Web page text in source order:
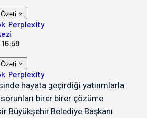
Perplexity
Perplexity
hayata geçirdiği yatırımlarla
sorunları birer birer çözüme
Büyükşehir Belediye Başkanı